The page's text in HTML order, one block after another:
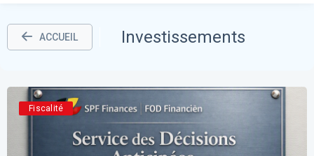
ACCUEIL Investissements
Fiscalité